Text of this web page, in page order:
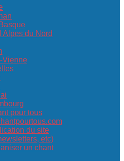
Alpes du Nord
Vienne
pour tous
du site
etc)
un chant